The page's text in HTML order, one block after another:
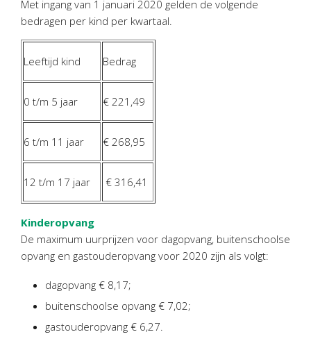
Personeel & Organisatie
Bedrijfseconomisch advies
Online boekhouden
Nieuws&informatie
Nieuwsbrief
Nieuwsoverzicht
Handige links
Downloads
Contact
AvantiOnline
Met ingang van 1 januari 2020 gelden de volgende
bedragen per kind per kwartaal.
Leeftijd kind Bedrag
0 t/m 5 jaar € 221,49
6 t/m 11 jaar € 268,95
12 t/m 17 jaar € 316,41
Kinderopvang
De maximum uurprijzen voor dagopvang, buitenschoolse
opvang en gastouderopvang voor 2020 zijn als volgt:
dagopvang € 8,17;
buitenschoolse opvang € 7,02;
gastouderopvang € 6,27.